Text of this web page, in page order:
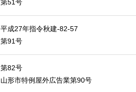
第51号
平成27年指令秋建-82-57
第91号
第82号
山形市特例屋外広告業第90号